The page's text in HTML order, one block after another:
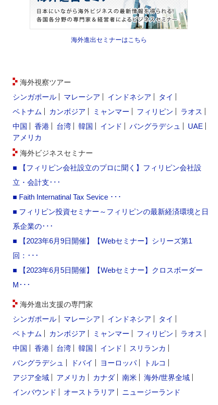
海外進出セミナーはこちら
海外視察ツアー
シンガポール
マレーシア インドネシア
タイ
ベトナム
カンボジア ミャンマー フィリピン
ラオス
中国
香港 台湾 韓国 インド バングラデシュ
UAE
アメリカ
海外ビジネスセミナー
■ 【フィリピン会社設立のプロに聞く】フィリピン会社設
立・会計支･･･
■ Faith Internatinal Tax Sevice ･･･
■ フィリピン投資セミナー～フィリピンの最新経済環境と日
系企業の･･･
■ 【2023年6月9日開催】【Webセミナー】シリーズ第1
回：･･･
■ 【2023年6月5日開催】【Webセミナー】クロスボーダー
M･･･
海外進出支援の専門家
シンガポール
マレーシア インドネシア
タイ
ベトナム
カンボジア ミャンマー フィリピン
ラオス
中国
香港 台湾 韓国 インド
スリランカ
バングラデシュ
ドバイ ヨーロッパ
トルコ
アジア全域
アメリカ カナダ 南米
海外/世界全域
インバウンド
オーストラリア ニュージーランド